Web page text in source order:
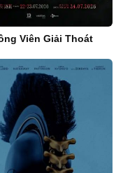
Viên Giải Thoát